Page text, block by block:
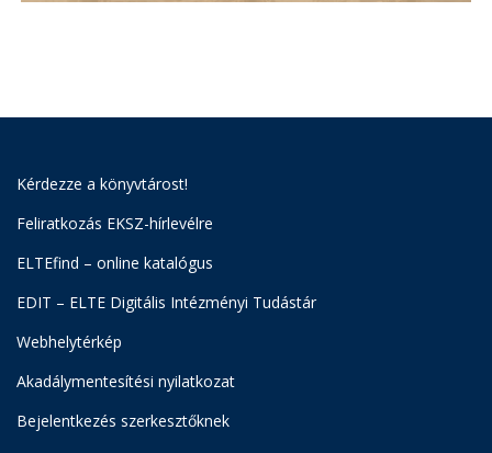
Kérdezze a könyvtárost!
Feliratkozás EKSZ-hírlevélre
ELTEfind – online katalógus
EDIT – ELTE Digitális Intézményi Tudástár
Webhelytérkép
Akadálymentesítési nyilatkozat
Bejelentkezés szerkesztőknek